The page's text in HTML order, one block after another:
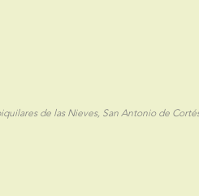
de las Nieves, San Antonio de